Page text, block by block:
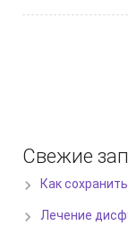
Свежие
Как
Лечение